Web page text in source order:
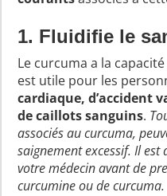
1. Fluidifie le
Le curcuma a la
est utile pour les
cardiaque, d’accident
de caillots sanguins.
associés au curcuma,
saignement excessif. Il
votre médecin avant de
curcumine ou de curcuma.